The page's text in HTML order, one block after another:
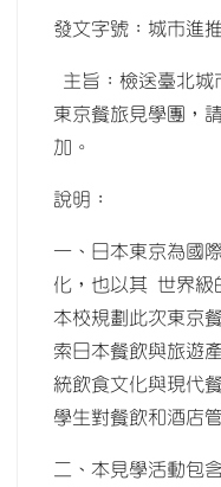
發文字號：城市
主旨：檢送臺北
東京餐旅見學團，
加。
說明：
一、日本東京為國
化，也以其 世界級
本校規劃此次東京
索日本餐飲與旅遊
統飲食文化與現代
學生對餐飲和酒店
二、本見學活動包